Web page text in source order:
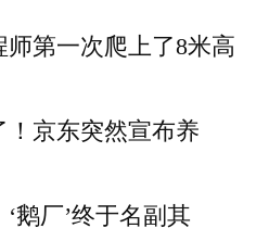
第一次爬上了8米高
！京东突然宣布养
鹅厂’终于名副其